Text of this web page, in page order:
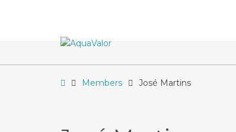
HomeMembers José Martins